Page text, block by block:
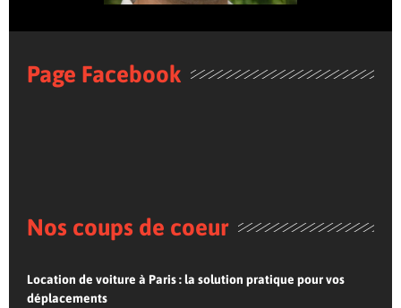
Page Facebook
Nos coups de coeur
Location de voiture à Paris : la solution pratique pour vos
déplacements